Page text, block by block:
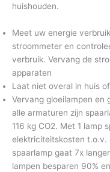
huishouden.
Meet uw energie
stroommeter en
verbruik. Vervang de
apparaten
Laat niet overal in huis
Vervang gloeilampen en
alle armaturen zijn
116 kg CO2. Met 1 lamp
elektriciteitskosten t.o.v.
spaarlamp gaat 7x
lampen besparen 90%